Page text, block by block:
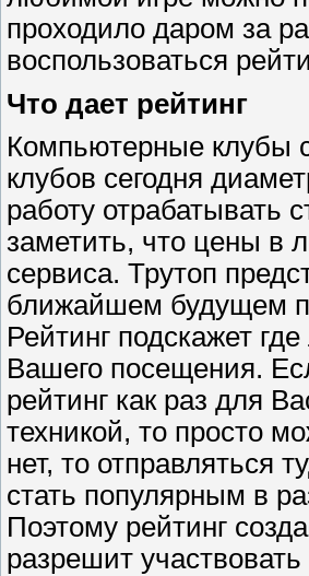
проходило даром за
воспользоваться
Что дает рейтинг
Компьютерные клубы
клубов сегодня
работу отрабатывать
заметить, что цены в
сервиса. Трутоп
ближайшем будущем
Рейтинг подскажет
Вашего посещения.
рейтинг как раз для
техникой, то просто
нет, то отправляться
стать популярным в
Поэтому рейтинг
разрешит участвовать